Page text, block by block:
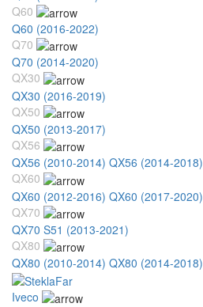
Q60
Q60 (2016-2022)
Q70
Q70 (2014-2020)
QX30
QX30 (2016-2019)
QX50
QX50 (2013-2017)
QX56
QX56 (2010-2014) QX56 (2014-2018)
QX60
QX60 (2012-2016) QX60 (2017-2020)
QX70
QX70 S51 (2013-2021)
QX80
QX80 (2010-2014) QX80 (2014-2018)
Iveco